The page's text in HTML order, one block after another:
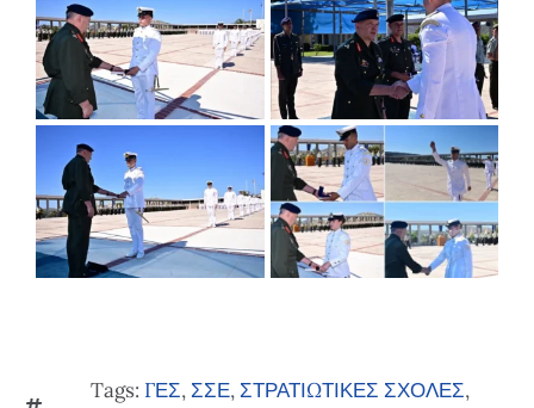
Tags: ΓΕΣ,ΣΣΕ,ΣΤΡΑΤΙΩΤΙΚΕΣ ΣΧΟΛΕΣ,